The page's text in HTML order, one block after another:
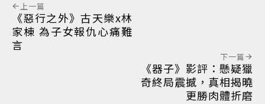
上一篇
《惡行之外》古天樂x林
家棟 為子女報仇心痛難
言
下一篇
《器子》影評：懸疑獵
奇終局震撼，真相揭曉
更勝肉體折磨